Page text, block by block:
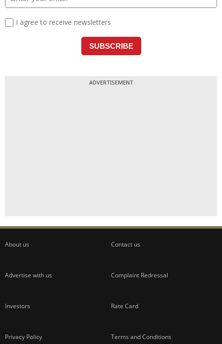
ADVERTISEMENT
About us Contact us
Advertise with us Complaint Redressal
Investors Rate Card
Privacy Policy Terms and Conditions